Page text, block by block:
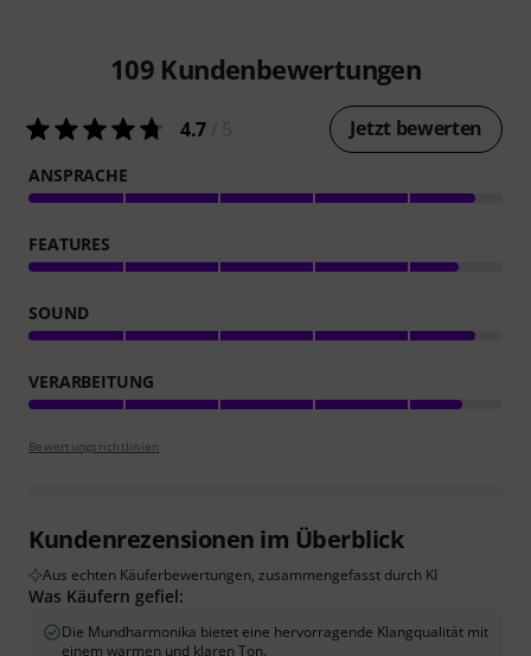
109 Kundenbewertungen
4.7 Jetzt bewerten
ANSPRACHE
FEATURES
SOUND
VERARBEITUNG
Bewertungsrichtlinien
Kundenrezensionen im Überblick
Aus echten Käuferbewertungen, zusammengefasst durch KI
Was Käufern gefiel:
Die Mundharmonika bietet eine hervorragende Klangqualität mit
einem warmen und klaren Ton.